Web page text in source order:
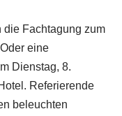
die Fachtagung zum
eine
Dienstag, 8.
Referierende
beleuchten